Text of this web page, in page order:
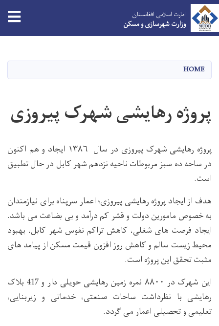
content
امارت اسلامی افغانستان
وزارت شهرسازی و مسکن
HOME
پروژه رهایشی شهرک پیروزی
پروژه رهایشی شهرک پیروزی در سال ۱۳۸۶ ایجاد و هم اکنون
در ساحه ده سبز مربوطات ناحیه نزدهم شهر کابل در حال تطبیق
است.
هدف از ایجاد پروژه رهایشی پیروزی؛ اعمار سرپناه برای نیازمندان
به خصوص مامورین دولت و قشر کم درآمد و بی بضاعت می باشد.
ایجاد فرصت های شغلی، کاهش تراکم نفوس شهر کابل، بهبود
محیط زیست سالم و کاهش روز افزون قیمت مسکن از پیامد های
مثبت تحقق این پروژه است.
این شهرک در ۸۸۰۰ نمره زمین رهایشی حویلی دار و 417 بلاک
رهایشی با نظرداشت ساحات صنعتی، خدماتی و زیربنایی،
تعلیمی و تحصیلی اعمار می گردد.